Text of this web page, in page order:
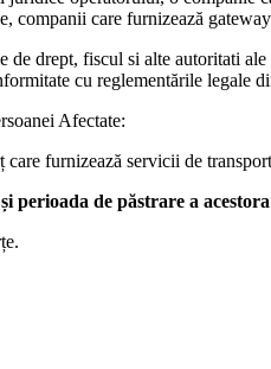
companii care furnizează
drept, fiscul si alte autoritati
cu reglementările legale
Afectate:
furnizează servicii de
perioada de păstrare a